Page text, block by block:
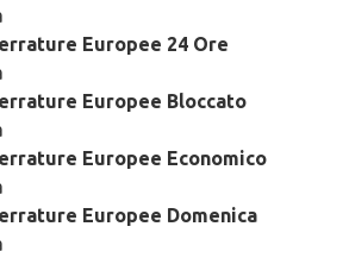
Europee 24 Ore
Europee Bloccato
Europee Economico
Europee Domenica